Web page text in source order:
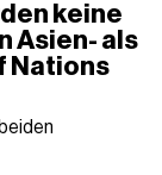
keine
Asien- als
Nations